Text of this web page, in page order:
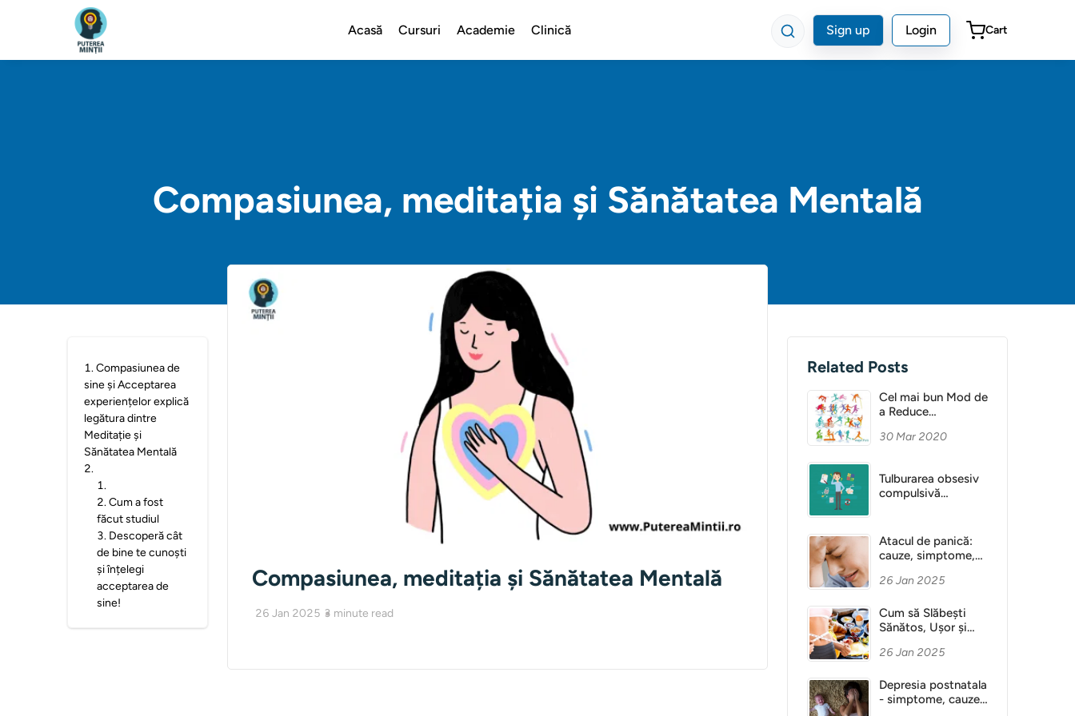
Acasă Cursuri Academie Clinică Sign up Login Cart
Compasiunea, meditația și Sănătatea Mentală
1.Compasiunea de
sine și Acceptarea
experiențelor explică
legătura dintre
Meditație și
Sănătatea Mentală
2.
1.
2.Cum a fost
făcut studiul
3. Descoperă cât
de bine te cunoști
și înțelegi
acceptarea de
sine!
Compasiunea, meditația și Sănătatea Mentală
26 Jan 2025 3 minute read
Related Posts
Cel mai bun Mod de
a Reduce
30 Mar 2020
Tulburarea obsesiv
compulsivă
Atacul de panică:
cauze, simptome,
26 Jan 2025
Cum să Slăbești
Sănătos, Ușor și
26 Jan 2025
Depresia postnatala
- simptome, cauze,